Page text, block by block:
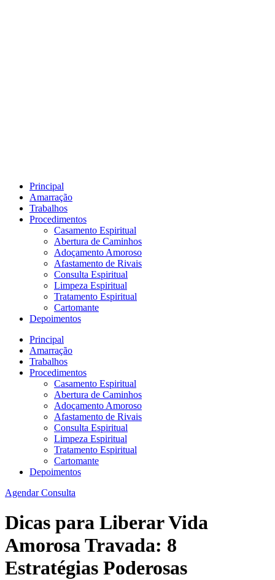
Principal
Amarração
Trabalhos
Procedimentos
Casamento Espiritual
Abertura de Caminhos
Adoçamento Amoroso
Afastamento de Rivais
Consulta Espiritual
Limpeza Espiritual
Tratamento Espiritual
Cartomante
Depoimentos
Principal
Amarração
Trabalhos
Procedimentos
Casamento Espiritual
Abertura de Caminhos
Adoçamento Amoroso
Afastamento de Rivais
Consulta Espiritual
Limpeza Espiritual
Tratamento Espiritual
Cartomante
Depoimentos
Agendar Consulta
Dicas para Liberar Vida
Amorosa Travada: 8
Estratégias Poderosas